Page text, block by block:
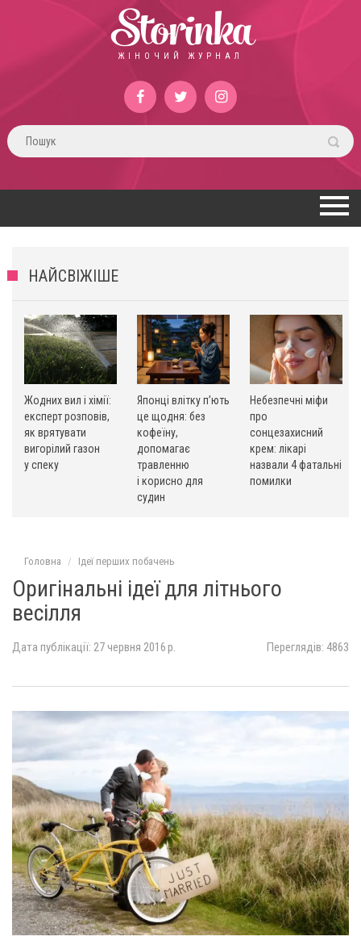
Storinka
ЖІНОЧИЙ ЖУРНАЛ
НАЙСВІЖІШЕ
Жодних вил і хімії:
експерт розповів,
як врятувати
вигорілий газон
у спеку
Японці влітку п’ють
це щодня: без
кофеїну,
допомагає
травленню
і корисно для
судин
Небезпечні міфи
про
сонцезахисний
крем: лікарі
назвали 4 фатальні
помилки
Головна Ідеї ​​перших побачень
Оригінальні ідеї для літнього
весілля
Дата публікації: 27 червня 2016 р. Переглядів: 4863